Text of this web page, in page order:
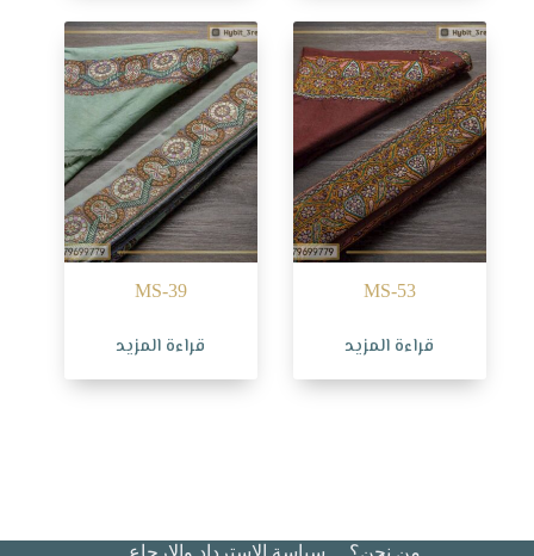
MS-53
قراءة المزيد
MS-39
قراءة المزيد
من نحن؟ سياسة الاسترداد والإرجاع